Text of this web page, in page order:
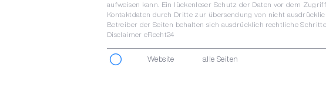
aufweisen kann. Ein lückenloser Schutz der Daten vor dem
Kontaktdaten durch Dritte zur übersendung von nicht
Betreiber der Seiten behalten sich ausdrücklich rechtliche
Disclaimer eRecht24
Website alle Seiten